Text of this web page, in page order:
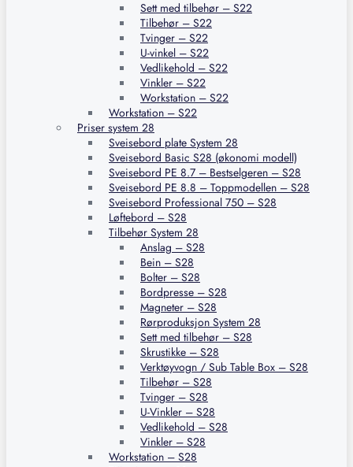
Sett med tilbehør – S22
Tilbehør – S22
Tvinger – S22
U-vinkel – S22
Vedlikehold – S22
Vinkler – S22
Workstation – S22
Workstation – S22
Priser system 28
Sveisebord plate System 28
Sveisebord Basic S28 (økonomi modell)
Sveisebord PE 8.7 – Bestselgeren – S28
Sveisebord PE 8.8 – Toppmodellen – S28
Sveisebord Professional 750 – S28
Løftebord – S28
Tilbehør System 28
Anslag – S28
Bein – S28
Bolter – S28
Bordpresse – S28
Magneter – S28
Rørproduksjon System 28
Sett med tilbehør – S28
Skrustikke – S28
Verktøyvogn / Sub Table Box – S28
Tilbehør – S28
Tvinger – S28
U-Vinkler – S28
Vedlikehold – S28
Vinkler – S28
Workstation – S28